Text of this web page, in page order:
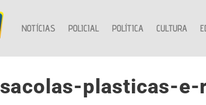
NOTÍCIAS POLICIAL POLÍTICA CULTURA
sacolas-plasticas-